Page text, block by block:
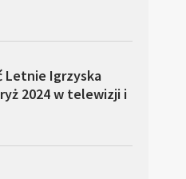
Letnie Igrzyska
2024 w telewizji i